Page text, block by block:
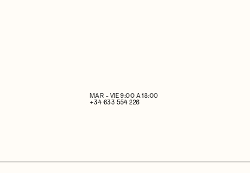
MAR - VIE 9:00 A 18:00
+34 633 554 226